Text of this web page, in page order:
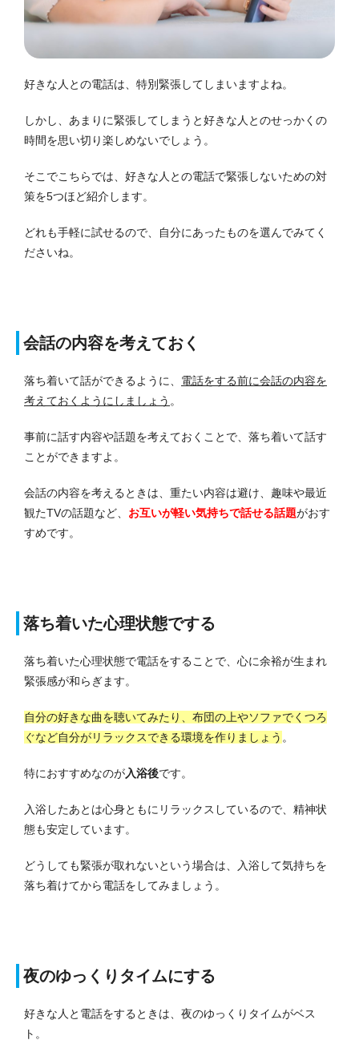
好きな人との電話は、特別緊張してしまいますよね。
しかし、あまりに緊張してしまうと好きな人とのせっかくの
時間を思い切り楽しめないでしょう。
そこでこちらでは、好きな人との電話で緊張しないための対
策を5つほど紹介します。
どれも手軽に試せるので、自分にあったものを選んでみてく
ださいね。
会話の内容を考えておく
落ち着いて話ができるように、 電話をする前に会話の内容を
考えておくようにしましょう 。
事前に話す内容や話題を考えておくことで、落ち着いて話す
ことができますよ。
会話の内容を考えるときは、重たい内容は避け、趣味や最近
観たTVの話題など、 お互いが軽い気持ちで話せる話題がおす
すめです。
落ち着いた心理状態でする
落ち着いた心理状態で電話をすることで、心に余裕が生まれ
緊張感が和らぎます。
自分の好きな曲を聴いてみたり、布団の上やソファでくつろ
ぐなど自分がリラックスできる環境を作りましょう 。
特におすすめなのが入浴後です。
入浴したあとは心身ともにリラックスしているので、精神状
態も安定しています。
どうしても緊張が取れないという場合は、入浴して気持ちを
落ち着けてから電話をしてみましょう。
夜のゆっくりタイムにする
好きな人と電話をするときは、夜のゆっくりタイムがベス
ト。